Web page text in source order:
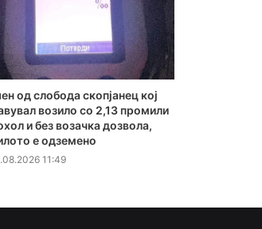
од слобода скопјанец кој
возило со 2,13 промили
и без возачка дозвола,
е одземено
11:49